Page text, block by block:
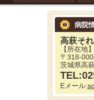
病院
高萩そ
【所在地】
〒318-
茨城県高
Eメール: